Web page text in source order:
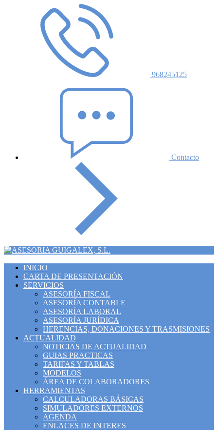
968245125
Contacto
INICIO
CARTA DE PRESENTACIÓN
SERVICIOS
ASESORÍA FISCAL
ASESORÍA CONTABLE
ASESORÍA LABORAL
ASESORÍA JURÍDICA
HERENCIAS, DONACIONES Y TRASMISIONES
ACTUALIDAD
NOTICIAS DE ACTUALIDAD
GUIAS PRACTICAS
TARIFAS Y TABLAS
MODELOS
ÁREA DE COLABORADORES
HERRAMIENTAS
CALCULADORAS BÁSICAS
SIMULADORES EXTERNOS
AGENDA
ENLACES DE INTERES